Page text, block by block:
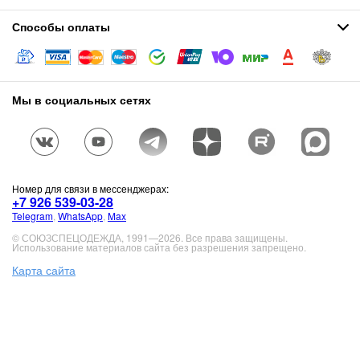
Способы оплаты
Мы в социальных сетях
Номер для связи в мессенджерах:
+7 926 539-03-28
Telegram WhatsApp Max
© СОЮЗСПЕЦОДЕЖДА, 1991—2026. Все права защищены.
Использование материалов сайта без разрешения запрещено.
Карта сайта